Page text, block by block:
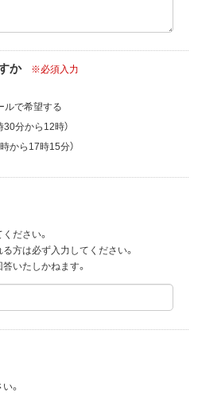
か ※必須入力
ルで希望する
分から12時）
から17時15分）
ださい。
方は必ず入力してください。
いたしかねます。
。